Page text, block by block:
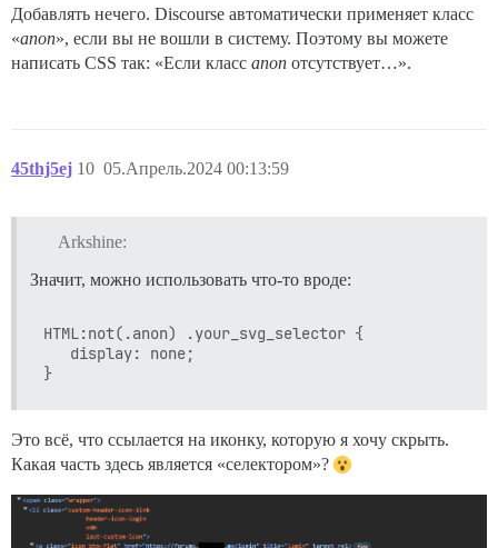
Добавлять нечего. Discourse автоматически применяет класс
«anon», если вы не вошли в систему. Поэтому вы можете
написать CSS так: «Если класс anon отсутствует…».
45thj5ej 05.Апрель.2024 00:13:59
10
Arkshine:
Значит, можно использовать что-то вроде:
HTML:not(.anon) .your_svg_selector {
   display: none;
Это всё, что ссылается на иконку, которую я хочу скрыть.
Какая часть здесь является «селектором»?